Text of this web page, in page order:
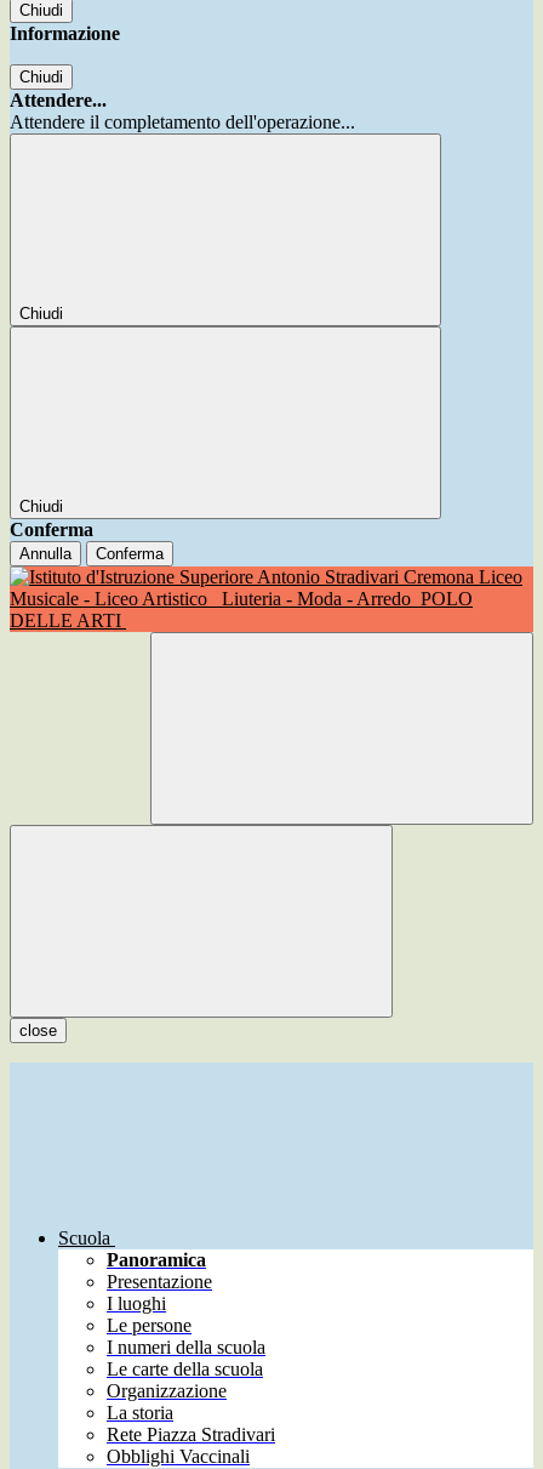
Chiudi
Informazione
Chiudi
Attendere...
Attendere il completamento dell'operazione...
Chiudi
Chiudi
Conferma
Annulla Conferma
Liceo
Musicale - Liceo Artistico
Liuteria - Moda - Arredo POLO
DELLE ARTI
close
Scuola
Panoramica
Presentazione
I luoghi
Le persone
I numeri della scuola
Le carte della scuola
Organizzazione
La storia
Rete Piazza Stradivari
Obblighi Vaccinali